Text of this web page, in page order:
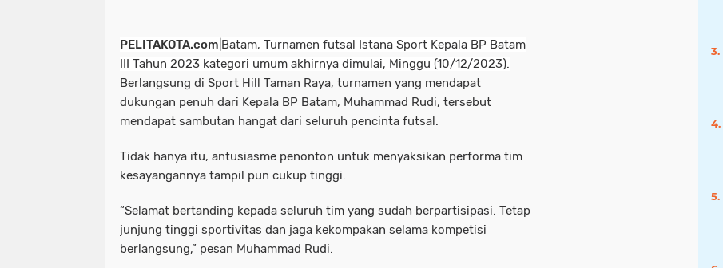
PELITAKOTA.com |Batam, Turnamen futsal Istana Sport Kepala BP Batam
III Tahun 2023 kategori umum akhirnya dimulai, Minggu (10/12/2023).
Berlangsung di Sport Hill Taman Raya, turnamen yang mendapat
dukungan penuh dari Kepala BP Batam, Muhammad Rudi, tersebut
mendapat sambutan hangat dari seluruh pencinta futsal.
Tidak hanya itu, antusiasme penonton untuk menyaksikan performa tim
kesayangannya tampil pun cukup tinggi.
“Selamat bertanding kepada seluruh tim yang sudah berpartisipasi. Tetap
junjung tinggi sportivitas dan jaga kekompakan selama kompetisi
berlangsung,” pesan Muhammad Rudi.